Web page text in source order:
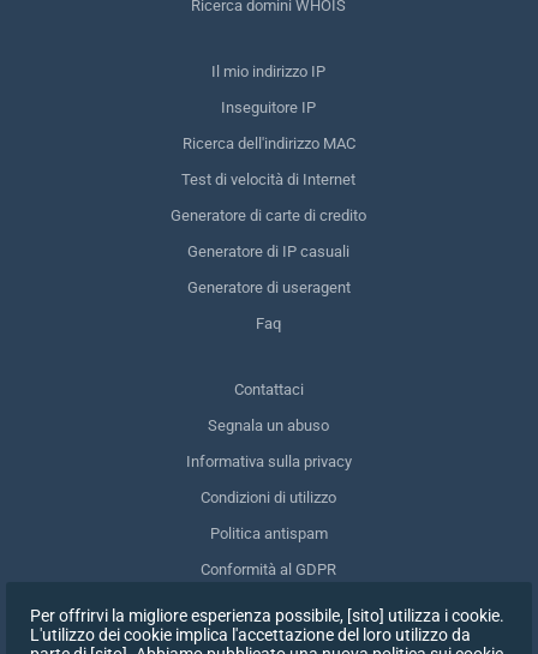
Ricerca domini WHOIS
Il mio indirizzo IP
Inseguitore IP
Ricerca dell'indirizzo MAC
Test di velocità di Internet
Generatore di carte di credito
Generatore di IP casuali
Generatore di useragent
Faq
Contattaci
Segnala un abuso
Informativa sulla privacy
Condizioni di utilizzo
Politica antispam
Conformità al GDPR
Cancellare i miei dati
Ritirare il consenso
Per offrirvi la migliore esperienza possibile, [sito] utilizza i cookie.
L'utilizzo dei cookie implica l'accettazione del loro utilizzo da